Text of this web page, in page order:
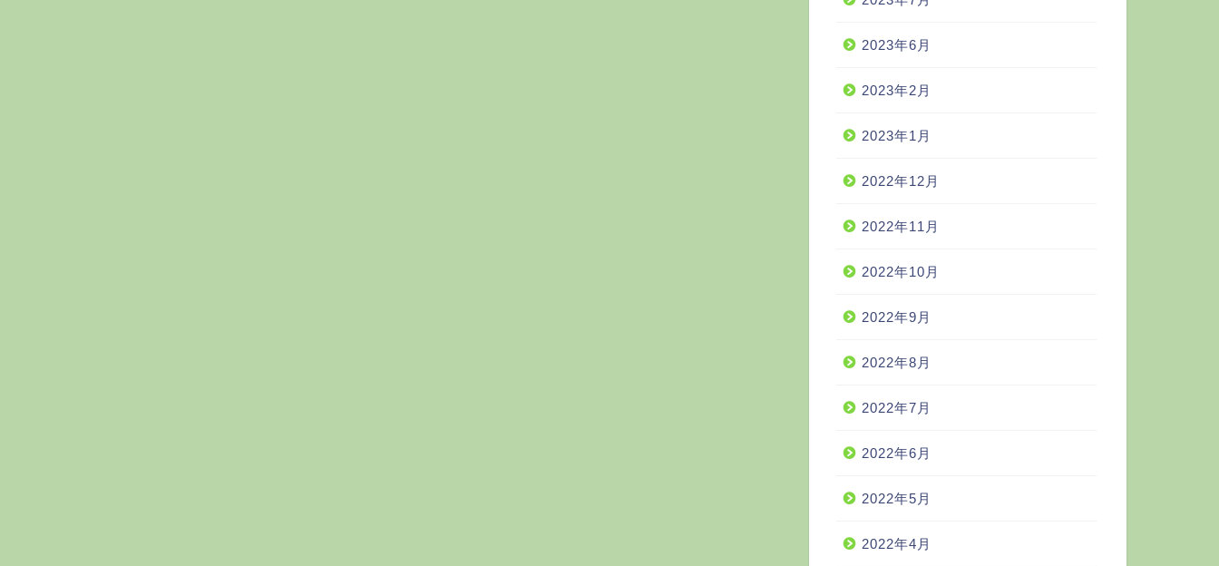
2023年6月
2023年2月
2023年1月
2022年12月
2022年11月
2022年10月
2022年9月
2022年8月
2022年7月
2022年6月
2022年5月
2022年4月